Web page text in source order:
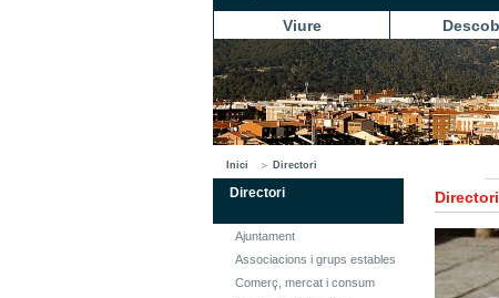
Viure
Inici Directori
Directori
Ajuntament
Associacions i grups estables
Comerç, mercat i consum
Directori